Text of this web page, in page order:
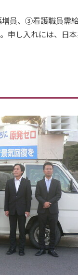
、③看護職員需
し入れには、日本